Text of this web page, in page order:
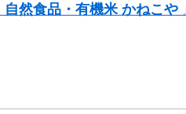
自然食品・有機米 かねこや